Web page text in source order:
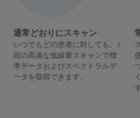
通常どおりにスキャン
いつでもどの患者に対しても、1
回の高速な低線量スキャンで標
準データおよびスペクトラルデ
ータを取得できます。